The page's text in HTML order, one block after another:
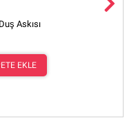
Askısı
EKLE